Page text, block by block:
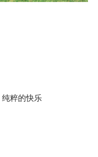
粹的快乐